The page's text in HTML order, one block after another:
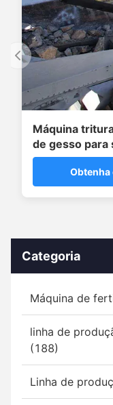
Máquina
de gesso para
correções de
Obtenha
Categoria
Máquina de
linha de
(188)
Linha de